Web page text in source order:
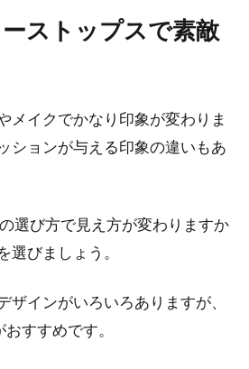
1 シンプルなTシャツコーデのアクセント
次 1 ジャケット生地の基本をおさえよう2 新
誕生したおすすめのジャケット生地3 コー
ストップスで素敵
メイクでかなり印象が変わりま
ションが与える印象の違いもあ
選び方で見え方が変わりますか
選びましょう。
ザインがいろいろありますが、
すすめです。